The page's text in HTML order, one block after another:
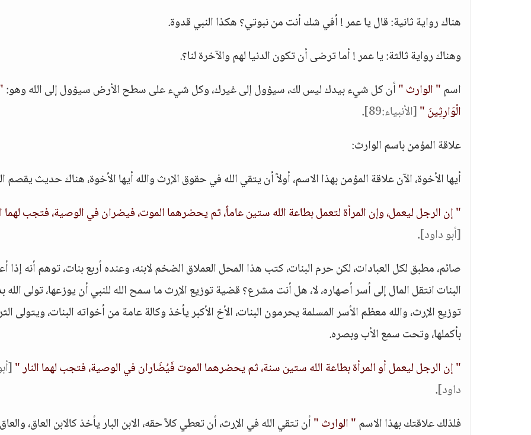
هناك رواية ثانية: قال يا عمر ! أفي شك أنت من نبوتي؟ هكذا النبي قدوة.
وهناك رواية ثالثة: يا عمر ! أما ترضى أن تكون الدنيا لهم والآخرة لنا؟.
اسم" الوارث "أن كل شيء بيدك ليس لك، سيؤول إلى غيرك، وكل شيء على سطح الأرض سيؤول إلى الله وهو:
الْوَارِثِينَ "[الأنبياء:89]
.
علاقة المؤمن باسم الوارث:
أيها الأخوة، الآن علاقة المؤمن بهذا الاسم، أولاً أن يتقي الله في حقوق الإرث والله أيها الأخوة، هناك حديث يقصم
" إن الرجل ليعمل، وإن المرأة لتعمل بطاعة الله ستين عاماً، ثم يحضرهما الموت، فيضران في الوصية، فتجب لهما
[أبو داود].
صائم، مطبق لكل العبادات، لكن حرم البنات، كتب هذا المحل العملاق الضخم لابنه، وعنده أربع بنات، توهم أنه إذا
البنات انتقل المال إلى أسر أصهاره، لا، هل أنت مشرع؟ قضية توزيع الإرث ما سمح الله للنبي أن يوزعها، تولى الله
توزيع الإرث، والله معظم الأسر المسلمة يحرمون البنات، الأخ الأكبر يأخذ وكالة عامة من أخواته البنات، ويتولى
بأكملها، وتحت سمع الأب وبصره.
" إن الرجل ليعمل أو المرأة بطاعة الله ستين سنة، ثم يحضرهما الموت فَيُضَاران في الوصية، فتجب لهما النار "
داود].
فلذلك علاقتك بهذا الاسم" الوارث "أن تتقي الله في الإرث، أن تعطي كلاً حقه، الابن البار يأخذ كالابن العاق، والعاق